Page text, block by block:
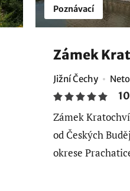
Poznávací
Zámek
Jižní Čechy
10
Zámek
od Českých
okrese